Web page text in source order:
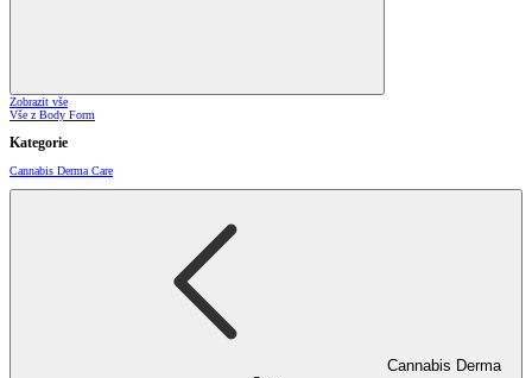
Zobrazit vše
Vše z Body Form
Kategorie
Cannabis Derma Care
Cannabis Derma